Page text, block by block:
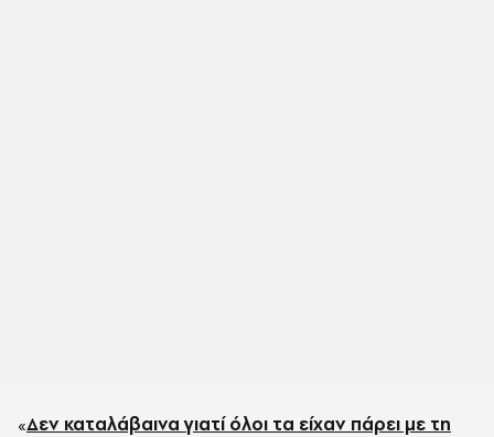
«Δεν καταλάβαινα γιατί όλοι τα είχαν πάρει με τη